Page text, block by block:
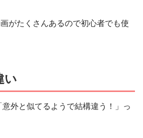
がたくさんあるので初心者でも使
い
外と似てるようで結構違う！」っ